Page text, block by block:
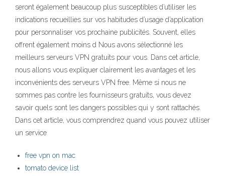
seront également beaucoup plus susceptibles d’utiliser les
indications recueillies sur vos habitudes d’usage d’application
pour personnaliser vos prochaine publicités. Souvent, elles
offrent également moins d Nous avons sélectionné les
meilleurs serveurs VPN gratuits pour vous. Dans cet article,
nous allons vous expliquer clairement les avantages et les
inconvénients des serveurs VPN free. Même si nous ne
sommes pas contre les fournisseurs gratuits, vous devez
savoir quels sont les dangers possibles qui y sont rattachés.
Dans cet article, vous comprendrez quand vous pouvez utiliser
un service
free vpn on mac
tomato device list